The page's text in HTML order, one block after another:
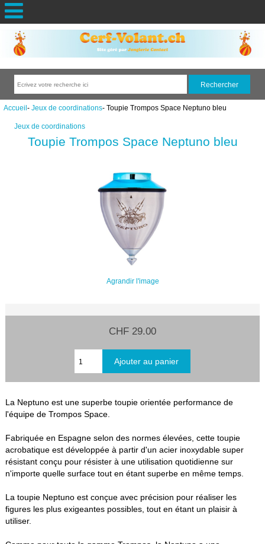
Accueil- Jeux de coordinations- Toupie Trompos Space Neptuno bleu
Jeux de coordinations
Toupie Trompos Space Neptuno bleu
Agrandir l'image
CHF 29.00
La Neptuno est une superbe toupie orientée performance de
l'équipe de Trompos Space.
Fabriquée en Espagne selon des normes élevées, cette toupie
acrobatique est développée à partir d'un acier inoxydable super
résistant conçu pour résister à une utilisation quotidienne sur
n'importe quelle surface tout en étant superbe en même temps.
La toupie Neptuno est conçue avec précision pour réaliser les
figures les plus exigeantes possibles, tout en étant un plaisir à
utiliser.